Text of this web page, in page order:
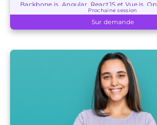
Backbone.js, Angular, ReactJS et Vue.js.
développements dès maintenant !
Prochaine session
Sur demande